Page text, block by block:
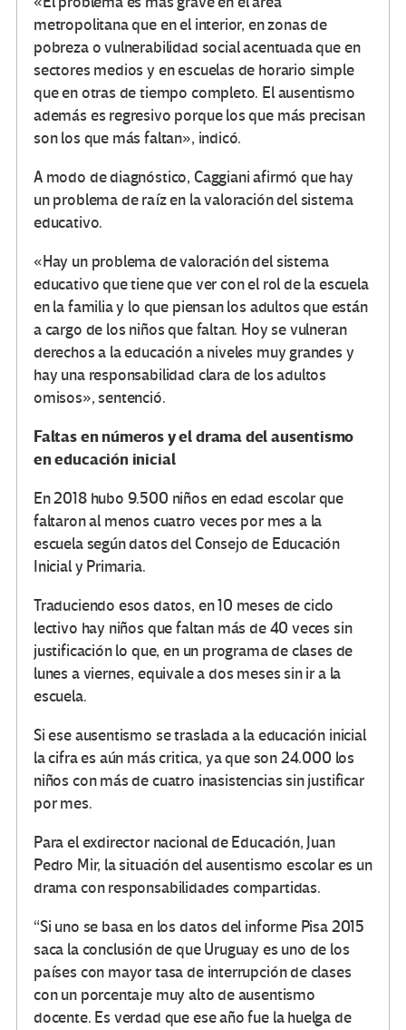
metropolitana que en el interior, en zonas de
pobreza o vulnerabilidad social acentuada que en
sectores medios y en escuelas de horario simple
que en otras de tiempo completo. El ausentismo
además es regresivo porque los que más precisan
son los que más faltan», indicó.
A modo de diagnóstico, Caggiani afirmó que hay
un problema de raíz en la valoración del sistema
educativo.
«Hay un problema de valoración del sistema
educativo que tiene que ver con el rol de la escuela
en la familia y lo que piensan los adultos que están
a cargo de los niños que faltan. Hoy se vulneran
derechos a la educación a niveles muy grandes y
hay una responsabilidad clara de los adultos
omisos», sentenció.
Faltas en números y el drama del ausentismo
en educación inicial
En 2018 hubo 9.500 niños en edad escolar que
faltaron al menos cuatro veces por mes a la
escuela según datos del Consejo de Educación
Inicial y Primaria.
Traduciendo esos datos, en 10 meses de ciclo
lectivo hay niños que faltan más de 40 veces sin
justificación lo que, en un programa de clases de
lunes a viernes, equivale a dos meses sin ir a la
escuela.
Si ese ausentismo se traslada a la educación inicial
la cifra es aún más critica, ya que son 24.000 los
niños con más de cuatro inasistencias sin justificar
por mes.
Para el exdirector nacional de Educación, Juan
Pedro Mir, la situación del ausentismo escolar es un
drama con responsabilidades compartidas.
“Si uno se basa en los datos del informe Pisa 2015
saca la conclusión de que Uruguay es uno de los
países con mayor tasa de interrupción de clases
con un porcentaje muy alto de ausentismo
docente. Es verdad que ese año fue la huelga de